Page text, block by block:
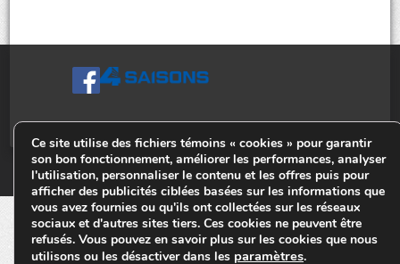
© Tiges 4 Saisons. Tous droits réservés 2013-2026.
Ce site utilise des fichiers témoins « cookies » pour garantir
son bon fonctionnement, améliorer les performances, analyser
l'utilisation, personnaliser le contenu et les offres puis pour
afficher des publicités ciblées basées sur les informations que
vous avez fournies ou qu'ils ont collectées sur les réseaux
sociaux et d'autres sites tiers. Ces cookies ne peuvent être
refusés. Vous pouvez en savoir plus sur les cookies que nous
utilisons ou les désactiver dans les paramètres.